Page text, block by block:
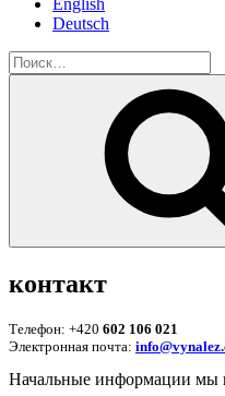
English
Deutsch
Искать:
контакт
Телефон: +420 602 106 021
Электронная почта:
Начальные информации мы